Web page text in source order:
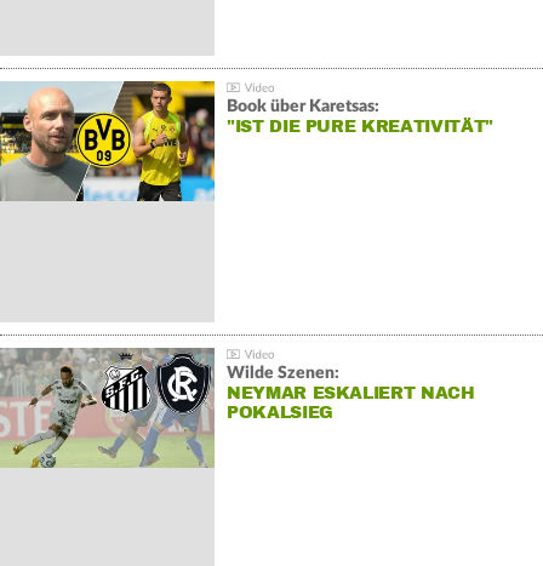
Book über Karetsas:
"IST DIE PURE KREATIVITÄT"
Wilde Szenen:
NEYMAR ESKALIERT NACH
POKALSIEG